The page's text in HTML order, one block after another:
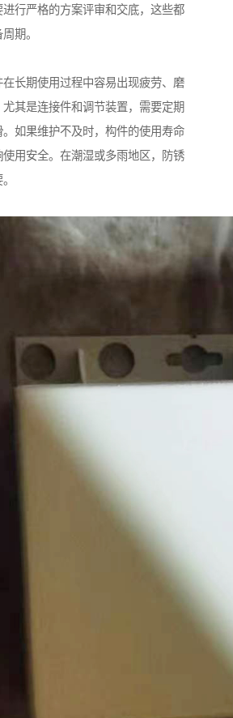
进行严格的方案评审和交底，这些都
期。
长期使用过程中容易出现疲劳、磨
其是连接件和调节装置，需要定期
如果维护不及时，构件的使用寿命
用安全。在潮湿或多雨地区，防锈